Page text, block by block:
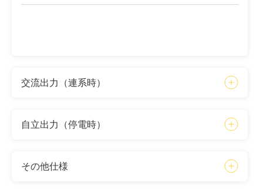
交流出力（連系時）
自立出力（停電時）
その他仕様